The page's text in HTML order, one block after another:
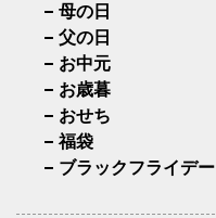
母の日
父の日
お中元
お歳暮
おせち
福袋
ブラックフライデー